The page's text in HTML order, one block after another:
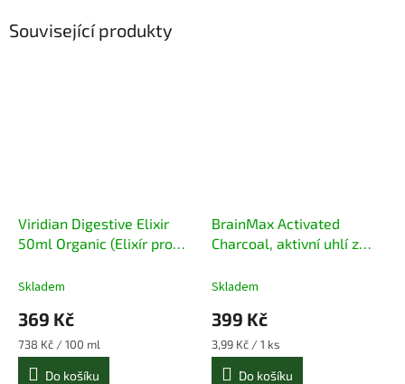
Související produkty
Viridian Digestive Elixir
50ml Organic (Elixír pro
Skladem
369 Kč
Měrná
cena:
738 Kč / 100 ml
Do košíku
BrainMax Activated
Charcoal, aktivní uhlí z
mg, 100 rostlinných kapslí
Skladem
399 Kč
Měrná
cena:
3,99 Kč / 1 ks
Do košíku